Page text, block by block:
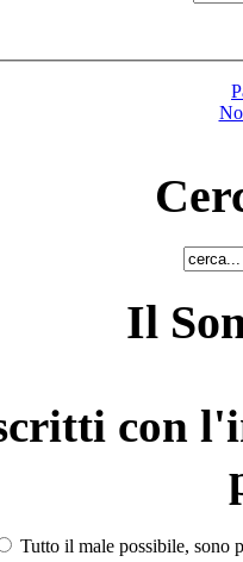
Il
con
Tutto il male possibile, sono